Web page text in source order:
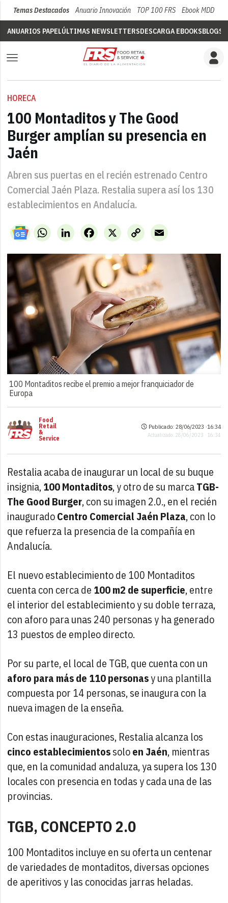
Temas Destacados Anuario Innovación TOP 100 FRS Ebook MDD
ANUARIOS PAPELÚLTIMAS NEWSLETTERSDESCARGA EBOOKSBLOGS
HORECA
100 Montaditos y The Good
Burger amplían su presencia en
Jaén
Abren sus puertas en el recién estrenado Centro
Comercial Jaén Plaza. Restalia supera así los 130
establecimientos en Andalucía.
WhatsAppLinkedIn X
Facebook
Copy
Link
Email
100 Montaditos recibe el premio a mejor franquiciador de
Europa
Food
Retail
&
Service
Publicado: 28/06/2023 ·16:34
Actualizado: 28/06/2023 · 16:34
Restalia acaba de inaugurar un local de su buque
insignia,100 Montaditos, y otro de su marcaTGB-
The Good Burger, con su imagen 2.0., en el recién
inauguradoCentro Comercial Jaén Plaza, con lo
que refuerza la presencia de la compañía en
Andalucía.
El nuevo establecimiento de 100 Montaditos
cuenta con cerca de 100 m2 de superficie, entre
el interior del establecimiento y su doble terraza,
con aforo para unas 240 personas y ha generado
13 puestos de empleo directo.
Por su parte, el local de TGB, que cuenta con un
aforo para más de 110 personasy una plantilla
compuesta por 14 personas, se inaugura con la
nueva imagen de la enseña.
Con estas inauguraciones, Restalia alcanza los
cinco establecimientossoloen Jaén, mientras
que, en la comunidad andaluza, ya supera los 130
locales con presencia en todas y cada una de las
provincias.
TGB, CONCEPTO 2.0
100 Montaditos incluye en su oferta un centenar
de variedades de montaditos, diversas opciones
de aperitivos y las conocidas jarras heladas.